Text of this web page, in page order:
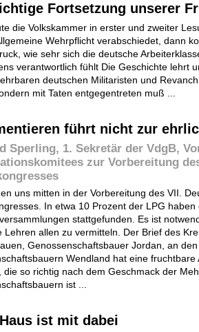
Fortsetzung unserer
die Volkskammer in erster und zweiter
Wehrpflicht verabschiedet, dann
wie sehr sich die deutsche
verantwortlich fühlt Die Geschichte lehrt
deutschen Militaristen und
mit Taten entgegentreten muß ...
führt nicht zur
Sperling, 1. Sekretär der VdgB,
zur Vorbereitung
uns mitten in der Vorbereitung des VII.
In etwa 10 Prozent der LPG haben
stattgefunden. Es ist
Lehren allen zu vermitteln. Der Brief des
Genossenschaftsbauer Jordan, an den
Wendland hat eine fruchtbare
die so richtig nach dem Geschmack der
ist ...
ist mit dabei